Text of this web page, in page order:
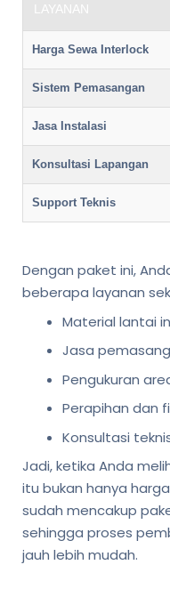
LAYANAN
Harga Sewa Interlock
Sistem Pemasangan
Jasa Instalasi
Konsultasi Lapangan
Support Teknis
Dengan paket ini,
beberapa layanan
Material lantai
Jasa
Pengukuran
Perapihan dan
Konsultasi
Jadi, ketika Anda
itu bukan hanya
sudah mencakup
sehingga proses
jauh lebih mudah.